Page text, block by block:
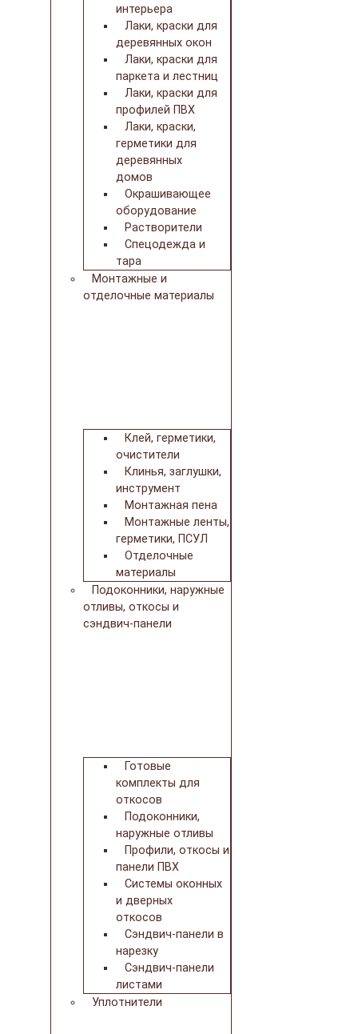
интерьера
Лаки, краски для
деревянных окон
Лаки, краски для
паркета и лестниц
Лаки, краски для
профилей ПВХ
Лаки, краски,
герметики для
деревянных
домов
Окрашивающее
оборудование
Растворители
Спецодежда и
тара
Монтажные и
отделочные материалы
Клей, герметики,
очистители
Клинья, заглушки,
инструмент
Монтажная пена
Монтажные ленты,
герметики, ПСУЛ
Отделочные
материалы
Подоконники, наружные
отливы, откосы и
сэндвич-панели
Готовые
комплекты для
откосов
Подоконники,
наружные отливы
Профили, откосы и
панели ПВХ
Системы оконных
и дверных
откосов
Сэндвич-панели в
нарезку
Сэндвич-панели
листами
Уплотнители